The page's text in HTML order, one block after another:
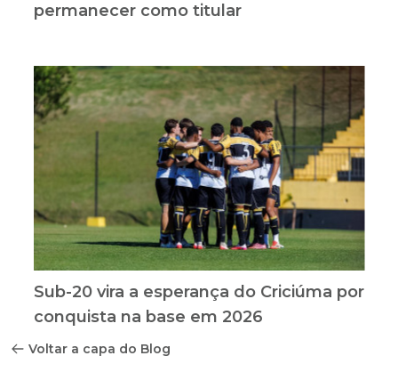
permanecer como titular
Sub-20 vira a esperança do Criciúma por
conquista na base em 2026
Voltar a capa do Blog